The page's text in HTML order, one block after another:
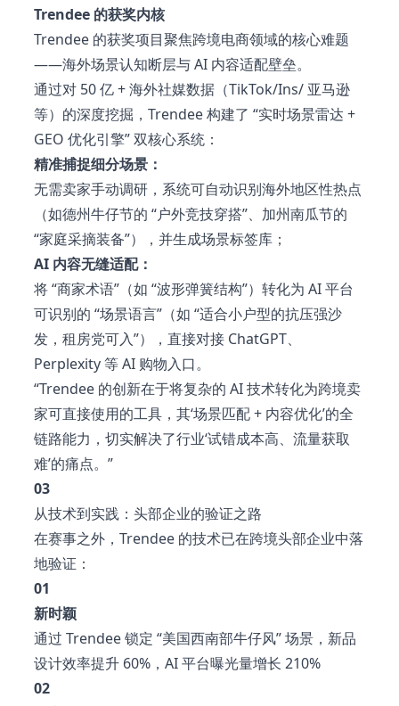
Trendee 的获奖内核
Trendee 的获奖项目聚焦跨境电商领域的核心难题
——海外场景认知断层与 AI 内容适配壁垒。
通过对 50 亿 + 海外社媒数据（TikTok/Ins/ 亚马逊
等）的深度挖掘，Trendee 构建了 “实时场景雷达 +
GEO 优化引擎” 双核心系统：
精准捕捉细分场景：
无需卖家手动调研，系统可自动识别海外地区性热点
（如德州牛仔节的 “户外竞技穿搭”、加州南瓜节的
“家庭采摘装备”），并生成场景标签库；
AI 内容无缝适配：
将 “商家术语”（如 “波形弹簧结构”）转化为 AI 平台
可识别的 “场景语言”（如 “适合小户型的抗压强沙
发，租房党可入”），直接对接 ChatGPT、
Perplexity 等 AI 购物入口。
“Trendee 的创新在于将复杂的 AI 技术转化为跨境卖
家可直接使用的工具，其‘场景匹配 + 内容优化’的全
链路能力，切实解决了行业‘试错成本高、流量获取
难’的痛点。”
03
从技术到实践：头部企业的验证之路
在赛事之外，Trendee 的技术已在跨境头部企业中落
地验证：
01
新时颖
通过 Trendee 锁定 “美国西南部牛仔风” 场景，新品
设计效率提升 60%，AI 平台曝光量增长 210%
02